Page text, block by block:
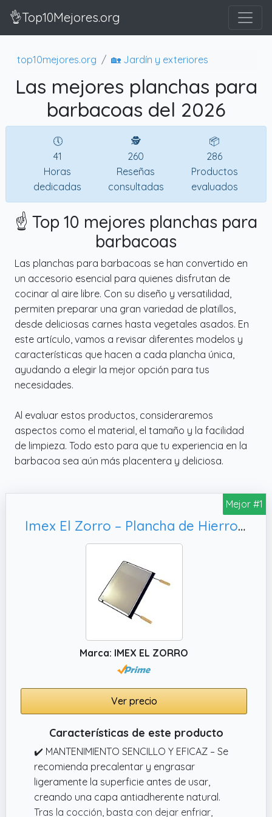
👌Top10Mejores.org
top10mejores.org 🏡 Jardín y exteriores
Las mejores planchas para
barbacoas del 2026
🕔
41
Horas
dedicadas
🕵
260
Reseñas
consultadas
📦
286
Productos
evaluados
☝️ Top 10 mejores planchas para
barbacoas
Las planchas para barbacoas se han convertido en
un accesorio esencial para quienes disfrutan de
cocinar al aire libre. Con su diseño y versatilidad,
permiten preparar una gran variedad de platillos,
desde deliciosas carnes hasta vegetales asados. En
este artículo, vamos a revisar diferentes modelos y
características que hacen a cada plancha única,
ayudando a elegir la mejor opción para tus
necesidades.
Al evaluar estos productos, consideraremos
aspectos como el material, el tamaño y la facilidad
de limpieza. Todo esto para que tu experiencia en la
barbacoa sea aún más placentera y deliciosa.
Mejor #1
Imex El Zorro – Plancha de Hierro para Barbacoa | 60x41 cm | Superficie Resistente y Cocción Homogénea
Marca: IMEX EL ZORRO
Ver precio
Características de este producto
✔️ MANTENIMIENTO SENCILLO Y EFICAZ – Se
recomienda precalentar y engrasar
ligeramente la superficie antes de usar,
creando una capa antiadherente natural.
Tras la cocción, basta con dejar enfriar,